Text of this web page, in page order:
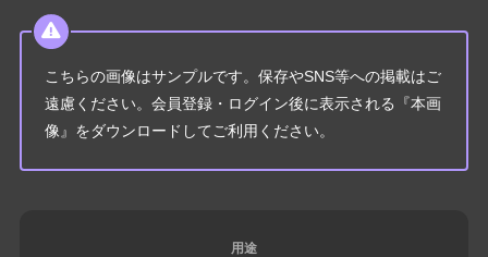
こちらの画像はサンプルです。保存やSNS等への掲載はご
遠慮ください。会員登録・ログイン後に表示される『本画
像』をダウンロードしてご利用ください。
用途